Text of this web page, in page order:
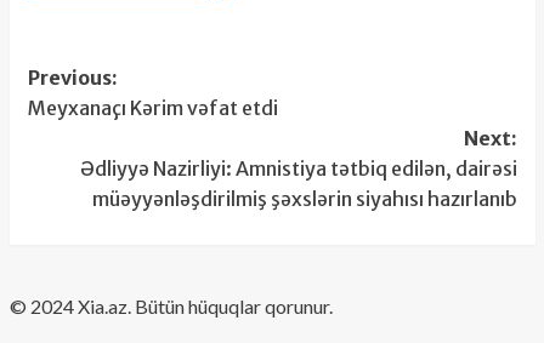
Post
navigation
Previous:
Meyxanaçı Kərim vəfat etdi
Next:
Ədliyyə Nazirliyi: Amnistiya tətbiq edilən, dairəsi
müəyyənləşdirilmiş şəxslərin siyahısı hazırlanıb
​© 2024 Xia.az. Bütün hüquqlar qorunur.